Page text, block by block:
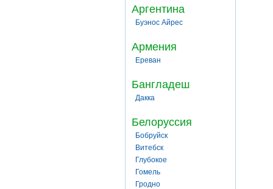
Аргентина
Буэнос Айрес
Армения
Ереван
Бангладеш
Дакка
Белоруссия
Бобруйск
Витебск
Глубокое
Гомель
Гродно